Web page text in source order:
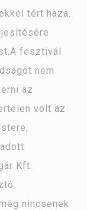
tért haza.
fesztivál
nem
az
volt az
Kft.
nincsenek